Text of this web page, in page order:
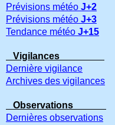
Prévisions météo J+2
Prévisions météo J+3
Tendance météo J+15
Vigilances
Dernière vigilance
Archives des vigilances
Observations
Dernières observations